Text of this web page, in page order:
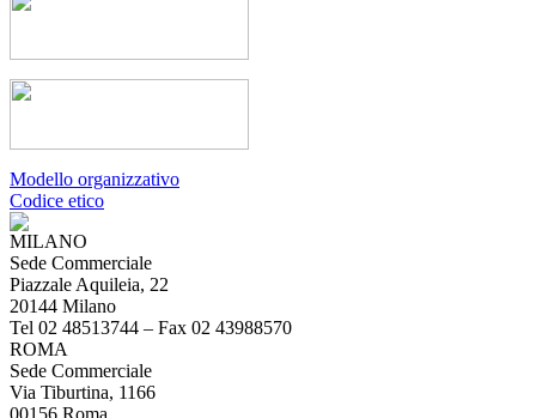
Modello organizzativo
Codice etico
MILANO
Sede Commerciale
Piazzale Aquileia, 22
20144 Milano
Tel 02 48513744 – Fax 02 43988570
ROMA
Sede Commerciale
Via Tiburtina, 1166
00156 Roma